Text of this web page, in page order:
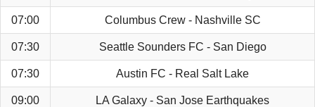
07:00 Columbus Crew - Nashville SC
07:30 Seattle Sounders FC - San Diego
07:30 Austin FC - Real Salt Lake
09:00 LA Galaxy - San Jose Earthquakes